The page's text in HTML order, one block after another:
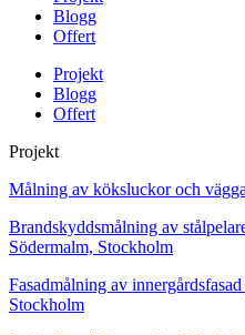
Blogg
Offert
Projekt
Blogg
Offert
Projekt
Målning av köksluckor och
Brandskyddsmålning av
Södermalm, Stockholm
Fasadmålning av
Stockholm